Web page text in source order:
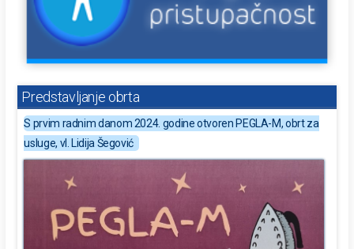
Predstavljanje obrta
S prvim radnim danom 2024. godine otvoren PEGLA-M, obrt za
usluge, vl. Lidija Šegović